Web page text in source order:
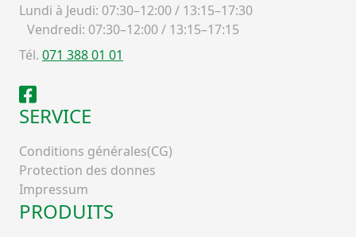
Lundi à Jeudi: 07:30–12:00 / 13:15–17:30
Vendredi: 07:30–12:00 / 13:15–17:15
Tél. 071 388 01 01
Facebook
SERVICE
Conditions générales(CG)
Protection des donnes
Impressum
PRODUITS